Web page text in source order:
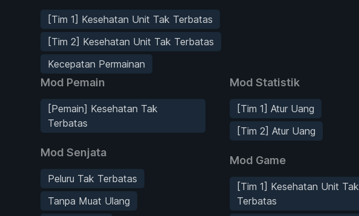
[Tim 1] Kesehatan Unit Tak Terbatas
[Tim 2] Kesehatan Unit Tak Terbatas
Kecepatan Permainan
Mod Pemain
[Pemain] Kesehatan Tak
Terbatas
Mod Senjata
Peluru Tak Terbatas
Tanpa Muat Ulang
Mod Statistik
[Tim 1] Atur Uang
[Tim 2] Atur Uang
Mod Game
[Tim 1] Kesehatan Unit Tak
Terbatas